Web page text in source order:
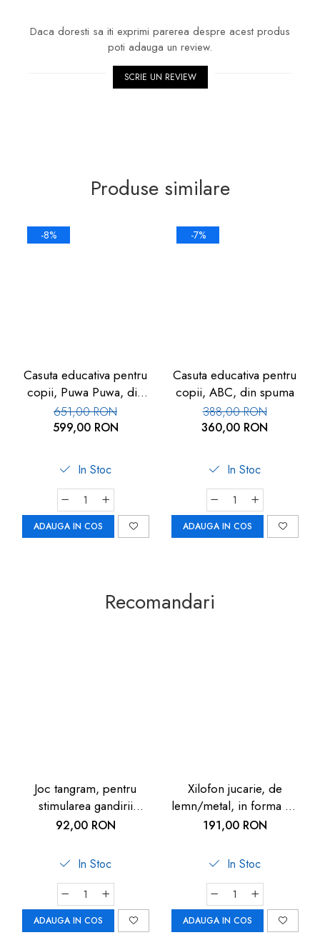
Daca doresti sa iti exprimi parerea despre acest produs
poti adauga un review.
SCRIE UN REVIEW
Produse similare
-8%
Casuta educativa pentru
copii, Puwa Puwa, din
spuma
651,00 RON
599,00 RON
In Stoc
ADAUGA IN COS
-7%
Casuta educativa pentru
copii, ABC, din spuma
388,00 RON
360,00 RON
In Stoc
ADAUGA IN COS
Recomandari
Joc tangram, pentru
stimularea gandirii
creative, din lemn, 3
92,00 RON
In Stoc
ADAUGA IN COS
Xilofon jucarie, de
lemn/metal, in forma de
arici, 45cm, 4 ani+, Goki
191,00 RON
In Stoc
ADAUGA IN COS